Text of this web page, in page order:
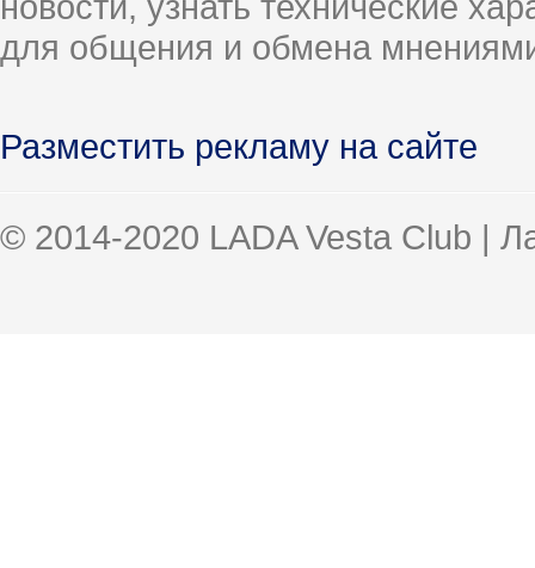
для общения и обмена
Разместить рекламу на сайте
© 2014-2020 LADA Vesta Club |